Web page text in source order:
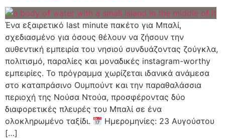
Ένα εξαιρετικό last minute πακέτο για Μπαλί,
σχεδιασμένο για όσους θέλουν να ζήσουν την
αυθεντική εμπειρία του νησιού συνδυάζοντας ζούγκλα,
πολιτισμό, παραλίες και μοναδικές instagram-worthy
εμπειρίες. Το πρόγραμμα χωρίζεται ιδανικά ανάμεσα
στο καταπράσινο Ουμπούντ και την παραθαλάσσια
περιοχή της Νούσα Ντούα, προσφέροντας δύο
διαφορετικές πλευρές του Μπαλί σε ένα
ολοκληρωμένο ταξίδι.
Ημερομηνίες: 23 Αυγούστου
[…]